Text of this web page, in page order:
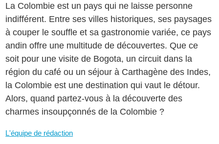
La Colombie est un pays qui ne laisse personne
indifférent. Entre ses villes historiques, ses paysages
à couper le souffle et sa gastronomie variée, ce pays
andin offre une multitude de découvertes. Que ce
soit pour une visite de Bogota, un circuit dans la
région du café ou un séjour à Carthagène des Indes,
la Colombie est une destination qui vaut le détour.
Alors, quand partez-vous à la découverte des
charmes insoupçonnés de la Colombie ?
L'équipe de rédaction